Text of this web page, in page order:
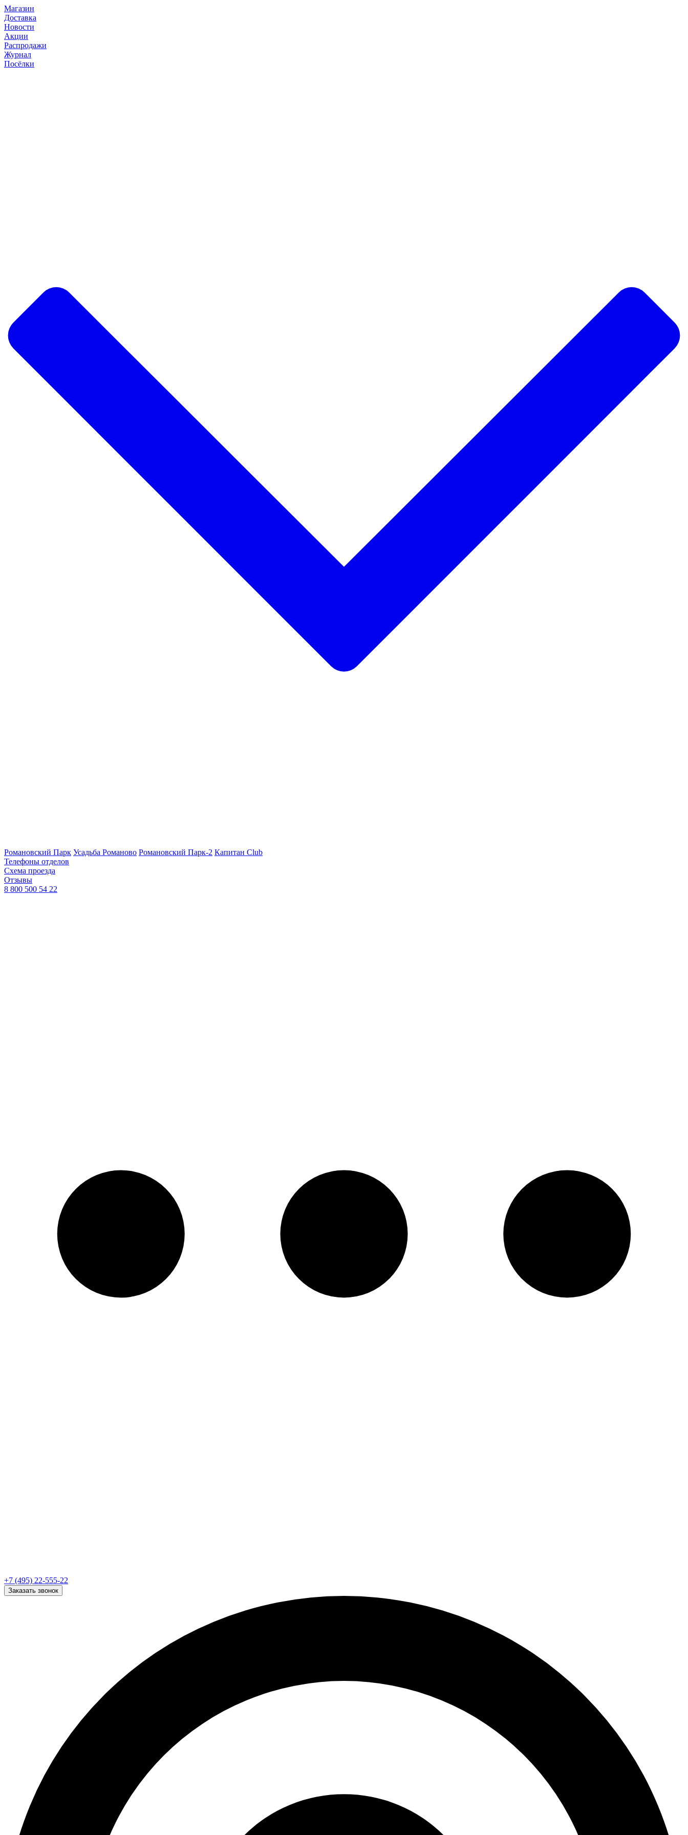
Магазин
Доставка
Новости
Акции
Распродажи
Журнал
Посёлки
Романовский Парк Усадьба Романово Романовский Парк-2 Капитан Club
Телефоны отделов
Схема проезда
Отзывы
8 800 500 54 22
+7 (495) 22-555-22
Заказать звонок